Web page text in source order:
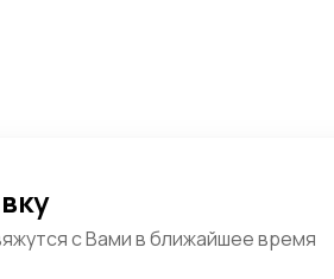
с Вами в ближайшее время